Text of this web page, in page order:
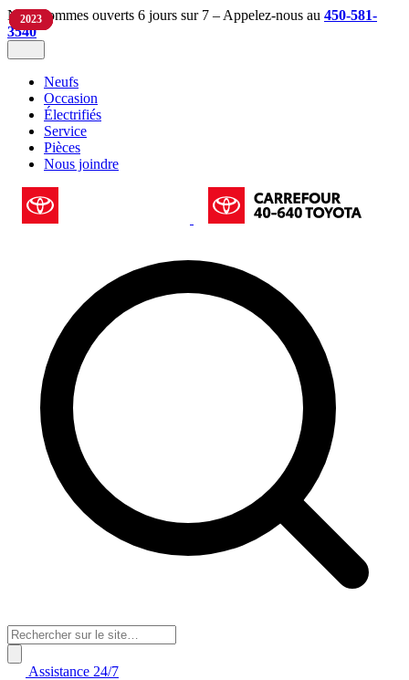
Nous sommes ouverts 6 jours sur 7 – Appelez-nous au 450-581-
3540
Neufs
Occasion
Électrifiés
Service
Pièces
Nous joindre
Assistance 24/7
2024
2022
2023
2023